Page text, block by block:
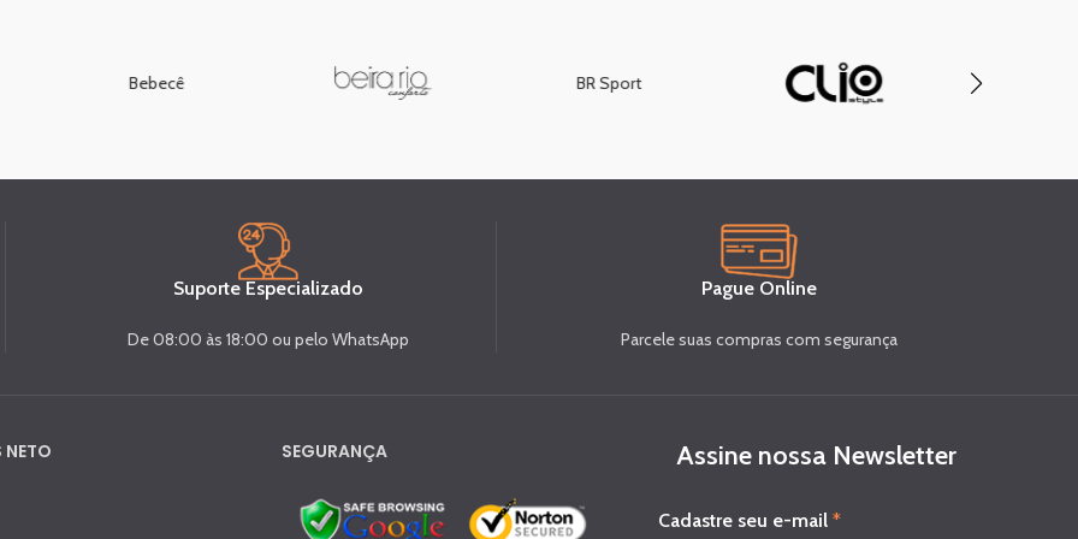
Bebecê BR Sport
Suporte Especializado
De 08:00 às 18:00 ou pelo WhatsApp
Pague Online
Parcele suas compras com segurança
NETO SEGURANÇA Assine nossa Newsletter
-
Cadastre seu e-mail *